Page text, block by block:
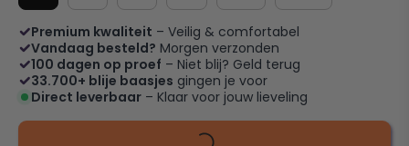
Premium kwaliteit – Veilig & comfortabel
Vandaag besteld? Morgen verzonden
100 dagen op proef – Niet blij? Geld terug
33.700+ blije baasjes gingen je voor
Direct leverbaar – Klaar voor jouw lieveling